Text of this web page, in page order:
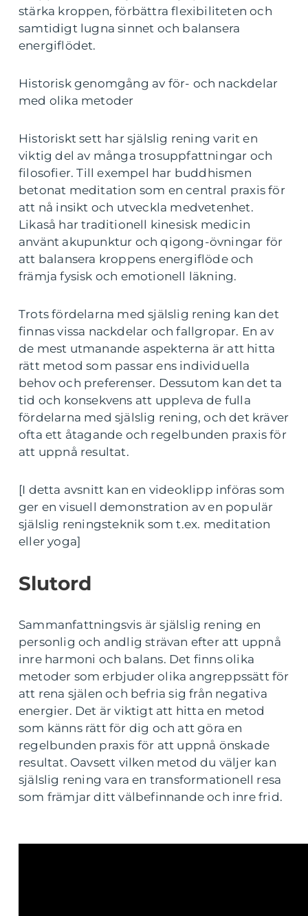
stärka kroppen, förbättra flexibiliteten och
samtidigt lugna sinnet och balansera
energiflödet.
Historisk genomgång av för- och nackdelar
med olika metoder
Historiskt sett har själslig rening varit en
viktig del av många trosuppfattningar och
filosofier. Till exempel har buddhismen
betonat meditation som en central praxis för
att nå insikt och utveckla medvetenhet.
Likaså har traditionell kinesisk medicin
använt akupunktur och qigong-övningar för
att balansera kroppens energiflöde och
främja fysisk och emotionell läkning.
Trots fördelarna med själslig rening kan det
finnas vissa nackdelar och fallgropar. En av
de mest utmanande aspekterna är att hitta
rätt metod som passar ens individuella
behov och preferenser. Dessutom kan det ta
tid och konsekvens att uppleva de fulla
fördelarna med själslig rening, och det kräver
ofta ett åtagande och regelbunden praxis för
att uppnå resultat.
[I detta avsnitt kan en videoklipp införas som
ger en visuell demonstration av en populär
själslig reningsteknik som t.ex. meditation
eller yoga]
Slutord
Sammanfattningsvis är själslig rening en
personlig och andlig strävan efter att uppnå
inre harmoni och balans. Det finns olika
metoder som erbjuder olika angreppssätt för
att rena själen och befria sig från negativa
energier. Det är viktigt att hitta en metod
som känns rätt för dig och att göra en
regelbunden praxis för att uppnå önskade
resultat. Oavsett vilken metod du väljer kan
själslig rening vara en transformationell resa
som främjar ditt välbefinnande och inre frid.